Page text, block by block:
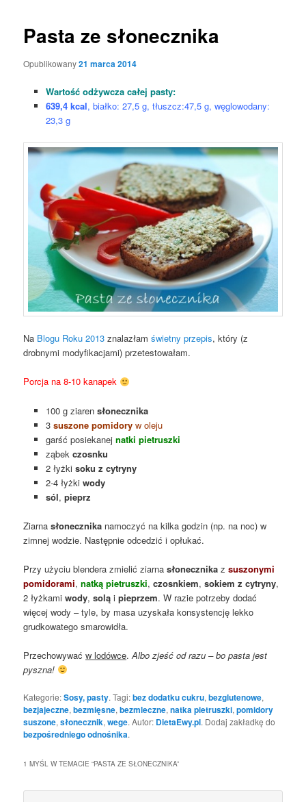
Pasta ze słonecznika
Opublikowany21 marca 2014
Wartość odżywcza całej pasty:
639,4 kcal, białko: 27,5 g, tłuszcz:47,5 g, węglowodany:
23,3 g
Na Blogu Roku 2013znalazłamświetny przepis, który (z
drobnymi modyfikacjami) przetestowałam.
Porcja na 8-10 kanapek
100 g ziaren słonecznika
3 suszone pomidory w oleju
garść posiekanej natki pietruszki
ząbek czosnku
2 łyżkisoku z cytryny
2-4 łyżkiwody
sól, pieprz
Ziarnasłonecznika namoczyć na kilka godzin (np. na noc) w
zimnej wodzie. Następnie odcedzić i opłukać.
Przy użyciu blendera zmielić ziarnasłonecznika zsuszonymi
pomidorami,natką pietruszki,czosnkiem,sokiem z cytryny,
2 łyżkami wody,solą ipieprzem. W razie potrzeby dodać
więcej wody – tyle, by masa uzyskała konsystencję lekko
grudkowatego smarowidła.
Przechowywaćw lodówce.Albo zjeść od razu – bo pasta jest
pyszna!
Kategorie:Sosy, pasty. Tagi:bez dodatku cukru,bezglutenowe,
bezjajeczne,bezmięsne,bezmleczne,natka pietruszki,pomidory
suszone,słonecznik,wege. Autor: DietaEwy.pl. Dodaj zakładkę do
bezpośredniego odnośnika.
1 MYŚL W TEMACIE “PASTA ZE SŁONECZNIKA”